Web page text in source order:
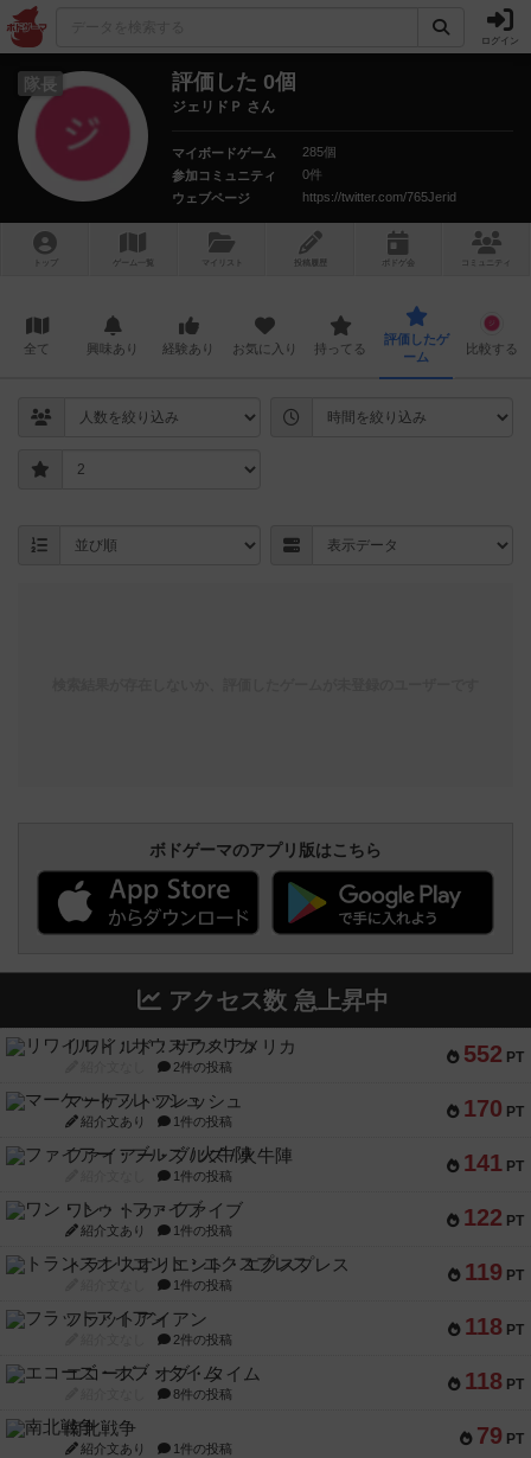
ログイン
隊長 評価した 0個
ジェリドＰ さん
マイボードゲーム
285個
参加コミュニティ
0件
ウェブページ
https://twitter.com/765Jerid
トップ ゲーム一覧 マイリスト 投稿履歴 ボ ドゲ コミュニティ
全て 興味あり 経験あり お気に入り 持ってる
評価したゲ
ーム
比較する
ボドゲーマのアプリ版はこちら
アクセス数 急上昇中
552 PT
リワイルド：サウスアメリカ
2件の投稿
170 PT
マーケットフレッシュ
紹介文あり 1件の投稿
141 PT
ファイアー・ブルズ / 火牛陣
1件の投稿
122 PT
ワン・トゥ・ファイブ
紹介文あり 1件の投稿
119 PT
トランスオリエント・エクスプレス
1件の投稿
118 PT
フラットアイアン
2件の投稿
118 PT
エコーズ・オブ・タイム
8件の投稿
79 PT
南北戦争
紹介文あり 1件の投稿